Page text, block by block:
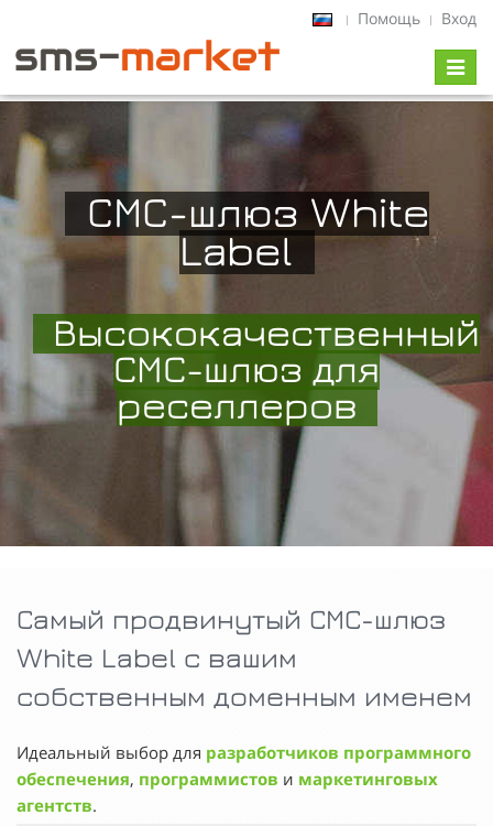
Помощь Вход
Toggle
СМС-шлюз White
Label
Высококачественный
СМС-шлюз для
реселлеров
Самый продвинутый СМС-шлюз
White Label с вашим
собственным доменным именем
Идеальный выбор для разработчиков программного
обеспечения, программистов и маркетинговых
агентств.